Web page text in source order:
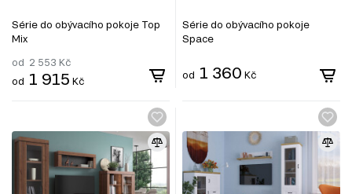
Série do obývacího pokoje Top
Mix
od 2 553 Kč
od 1 915 Kč
Série do obývacího pokoje
Space
od 1 360 Kč